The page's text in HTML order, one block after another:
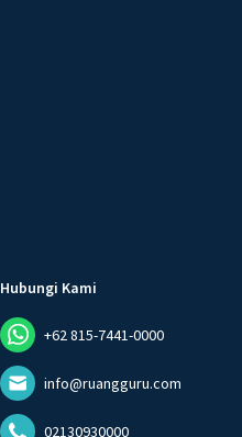
Hubungi Kami
+62 815-7441-0000
info@ruangguru.com
02130930000